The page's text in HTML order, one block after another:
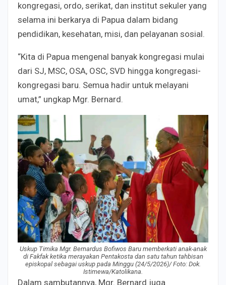
kongregasi, ordo, serikat, dan institut sekuler yang
selama ini berkarya di Papua dalam bidang
pendidikan, kesehatan, misi, dan pelayanan sosial.
“Kita di Papua mengenal banyak kongregasi mulai
dari SJ, MSC, OSA, OSC, SVD hingga kongregasi-
kongregasi baru. Semua hadir untuk melayani
umat,” ungkap Mgr. Bernard.
Uskup Timika Mgr. Bernardus Bofiwos Baru memberkati anak-anak
di Fakfak ketika merayakan Pentakosta dan satu tahun tahbisan
episkopal sebagai uskup pada Minggu (24/5/2026)/ Foto: Dok.
Istimewa/Katolikana.
Dalam sambutannya, Mgr. Bernard juga